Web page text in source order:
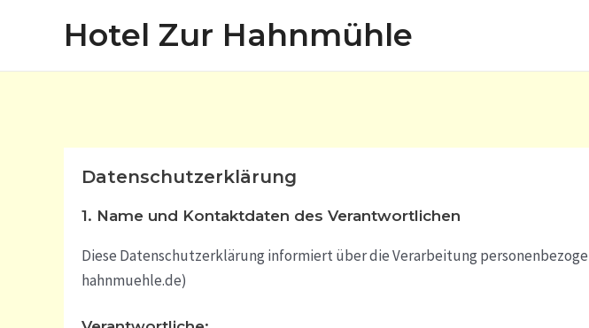
Hotel Zur Hahnmühle
Datenschutzerklärung
1. Name und Kontaktdaten des Verantwortlichen
Diese Datenschutzerklärung informiert über die Verarbeitung
hahnmuehle.de)